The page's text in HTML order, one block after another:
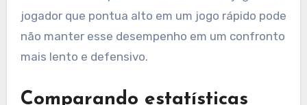
jogador que pontua alto em um jogo rápido pode
não manter esse desempenho em um confronto
mais lento e defensivo.
Comparando estatísticas